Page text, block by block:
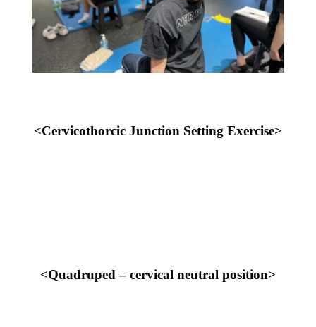
<Cervicothorcic Junction Setting Exercise>
<Quadruped – cervical neutral position>